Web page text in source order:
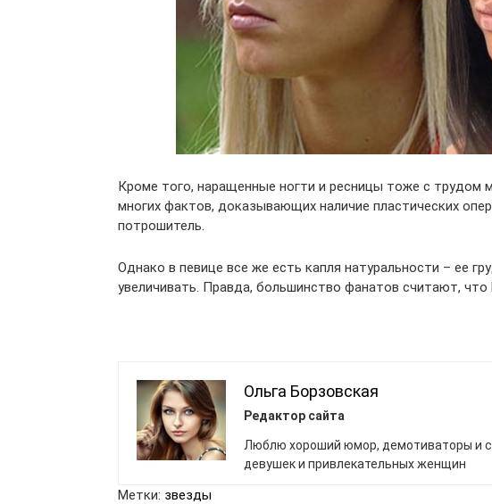
Кроме того, наращенные ногти и ресницы тоже с трудом
многих фактов, доказывающих наличие пластических
потрошитель.
Однако в певице все же есть капля натуральности – ее
увеличивать. Правда, большинство фанатов считают,
Ольга Борзовская
Редактор сайта
Люблю хороший юмор, демотиваторы и
девушек и привлекательных женщин
Метки: звезды